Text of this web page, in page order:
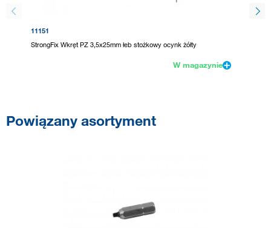
11151
StrongFix Wkręt PZ 3,5x25mm łeb stożkowy ocynk żółty
W magazynie
Powiązany asortyment